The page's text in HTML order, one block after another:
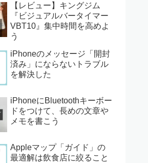
【レビュー】キングジム
『ビジュアルバータイマー
VBT10』集中時間を高めよ
う
iPhoneのメッセージ「開封
済み」にならないトラブル
を解決した
iPhoneにBluetoothキーボー
ドをつけて、長めの文章や
メモを書こう
Appleマップ「ガイド」の
最適解は飲食店に絞ること